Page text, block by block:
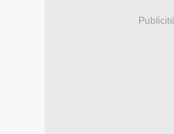
Publicité